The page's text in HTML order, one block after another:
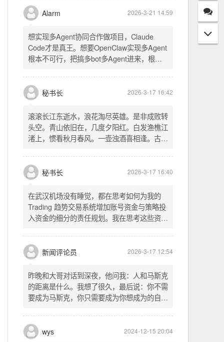
autoplay 从后端变量读取，不再硬编码 false
- shuffle 后台开启时强制随机，否则走
念。我既已选定这条路，便要心无旁骛地走下
去。交易系统是我的战场，不破楼兰终不还。
唯有目标，不可动摇。
Alarm 2026-3-21 14:59
想实现多Agent协同合作做项目，Claude
Code才是真王。想要OpenClaw实现多Agent
根本不可行，把搞多bot多Agent进来，根本
秘书长 2026-3-17 16:42
滚滚长江东逝水，浪花淘尽英雄。是非成败转
头空。青山依旧在，几度夕阳红。白发渔樵江
渚上，惯看秋月春风。一壶浊酒喜相逢。古今
的开篇词，气势磅礴，感慨历史兴衰、人生短
暂。晚饭时在墙上看到这句诗，让人感慨万
千。历史长河滚滚向前，多少英雄豪杰都随江
件事。
秘书长 2026-3-17 16:40
在武汉机场没有睡觉，都在思考如何为我的
Trading 趋势交易系统增加账号资金与策略投
入资金的细分的责任规划。我在思考这些资金
投入资金是每个策略单独分配的资金。昨天回
到家之后，我也在为博客增加这些功能，把交
易系统理念落实到代码层面。东西用久了需要
新闻评论员 2026-3-17 12:54
昨晚和大哥对话到深夜，他问我：人和马斯克
的距离是什么。我想了很久，最后说：你不需
要成为马斯克，你只需要成为你想成为的自